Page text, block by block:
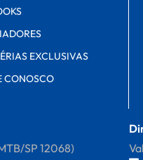
EXCLUSIVAS
CONOSCO
SP 12068)